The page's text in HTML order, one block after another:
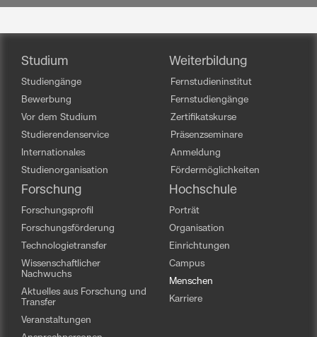
Studium
Studiengänge
Bewerbung
Vor dem Studium
Studierendenservice
Internationales
Studienorganisation
Weiterbildung
Fernstudieninstitut
Fernstudiengänge
Zertifikatskurse
Präsenzseminare
Anmeldung
Fördermöglichkeiten
Forschung
Forschungsprofil
Forschungsförderung
Technologietransfer
Wissenschaftlicher
Nachwuchs
Aktuelles aus Forschung und
Transfer
Veranstaltungen
Hochschule
Porträt
Organisation
Einrichtungen
Campus
Menschen
Karriere